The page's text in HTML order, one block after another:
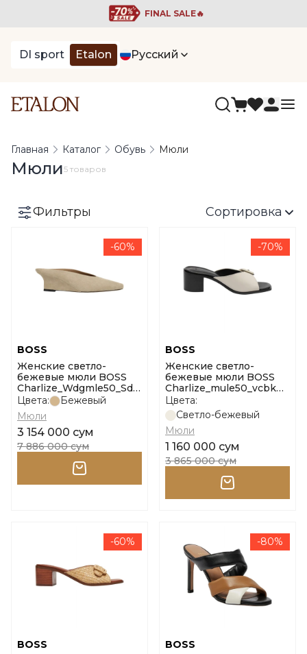
FINAL SALE🔥
DI sport Etalon Русский
Главная Каталог Обувь Мюли
Мюли5 товаров
Фильтры Сортировка
-60%
BOSS
Женские светло-
бежевые мюли BOSS
Charlize_Wdgmle50_Sd
размер 37
Цвета:
Бежевый
Мюли
3 154 000 сум
7 886 000 сум
-70%
BOSS
Женские светло-
бежевые мюли BOSS
Charlize_mule50_vcbk
10271779 01 размер 38
Цвета:
Светло-бежевый
Мюли
1 160 000 сум
3 865 000 сум
-60%
BOSS
-80%
BOSS